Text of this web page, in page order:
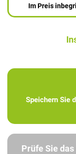
Im Preis
Speichern Sie
Prüfe Sie